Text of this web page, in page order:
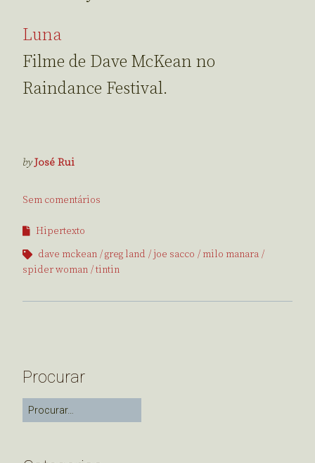
Luna
Filme de Dave McKean no
Raindance Festival.
byJosé Rui
Sem comentários
Hipertexto
dave mckean
greg land joe sacco
milo manara
spider woman
tintin
Procurar